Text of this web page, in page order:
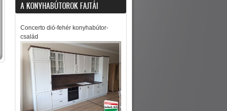
A KONYHABÚTOROK FAJTÁI
Concerto dió-fehér konyhabútor-
család